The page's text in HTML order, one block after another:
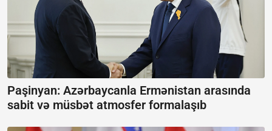
Paşinyan: Azərbaycanla Ermənistan arasında
sabit və müsbət atmosfer formalaşıb